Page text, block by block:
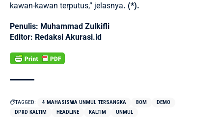
kawan-kawan terputus,” jelasnya. (*).
Penulis: Muhammad Zulkifli
Editor: Redaksi Akurasi.id
TAGGED: 4 MAHASISWA UNMUL TERSANGKA BOM
DEMO
DPRD KALTIM
HEADLINE KALTIM UNMUL